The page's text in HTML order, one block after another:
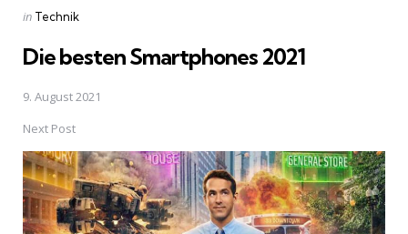
Posted
in Technik
Die besten Smartphones 2021
9. August 2021
Next Post